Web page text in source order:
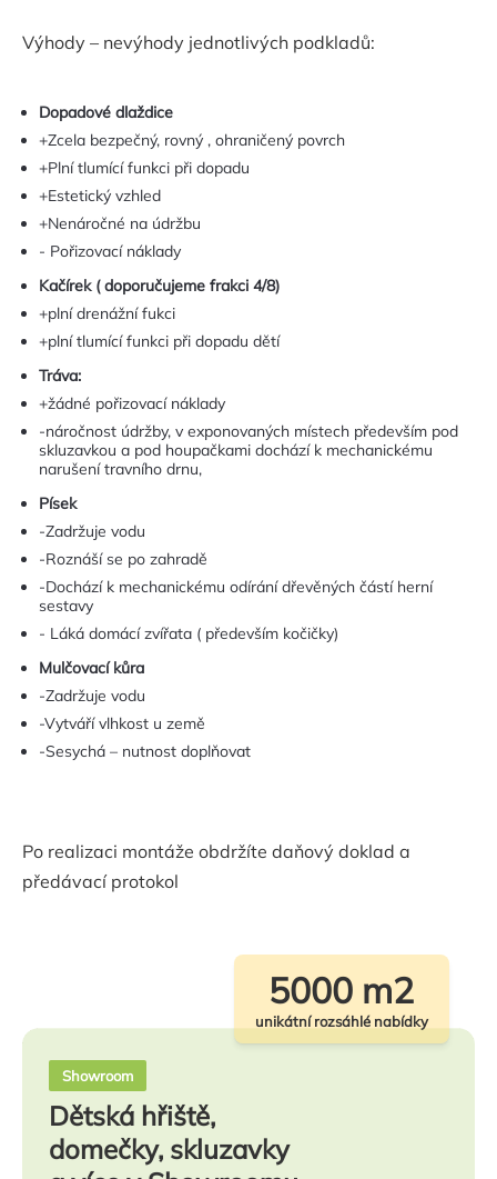
Výhody – nevýhody jednotlivých podkladů:
Dopadové dlaždice
+Zcela bezpečný, rovný , ohraničený povrch
+Plní tlumící funkci při dopadu
+Estetický vzhled
+Nenáročné na údržbu
- Pořizovací náklady
Kačírek ( doporučujeme frakci 4/8)
+plní drenážní fukci
+plní tlumící funkci při dopadu dětí
Tráva:
+žádné pořizovací náklady
-náročnost údržby, v exponovaných místech především pod
skluzavkou a pod houpačkami dochází k mechanickému
narušení travního drnu,
Písek
-Zadržuje vodu
-Roznáší se po zahradě
-Dochází k mechanickému odírání dřevěných částí herní
sestavy
- Láká domácí zvířata ( především kočičky)
Mulčovací kůra
-Zadržuje vodu
-Vytváří vlhkost u země
-Sesychá – nutnost doplňovat
Po realizaci montáže obdržíte daňový doklad a
předávací protokol
Showroom
Dětská hřiště,
domečky, skluzavky
5000 m2
unikátní rozsáhlé nabídky